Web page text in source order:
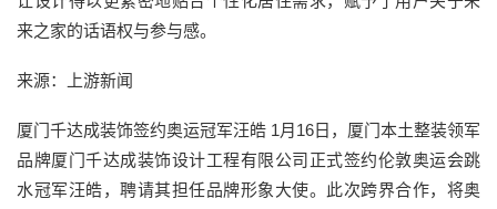
来之家的话语权与参与感。
来源：上游新闻
厦门千达成装饰签约奥运冠军汪皓 1月16日，厦门本土整装领军
品牌厦门千达成装饰设计工程有限公司正式签约伦敦奥运会跳
水冠军汪皓，聘请其担任品牌形象大使。此次跨界合作，将奥